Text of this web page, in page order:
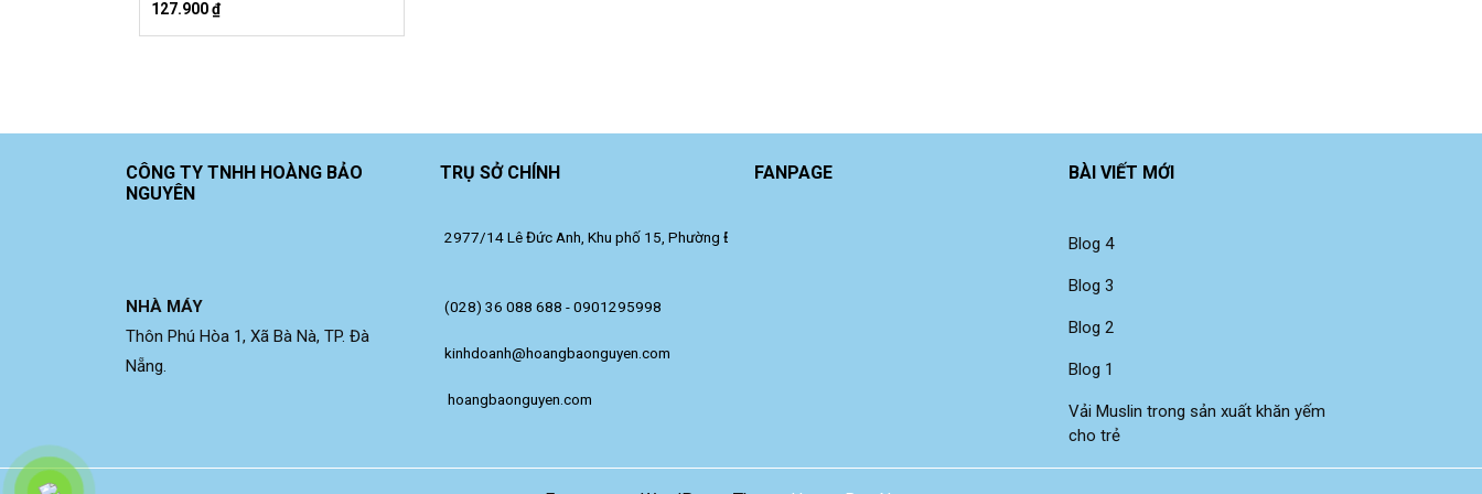
127.900₫
CÔNG TY TNHH HOÀNG BẢO
NGUYÊN
NHÀ MÁY
Thôn Phú Hòa 1, Xã Bà Nà, TP. Đà
Nẵng.
TRỤ SỞ CHÍNH
2977/14 Lê Đức Anh, Khu phố 15, Phường Đông Hưng Thuận, TP. Hồ Chí Minh.
(028) 36 088 688 - 0901295998
kinhdoanh@hoangbaonguyen.com
hoangbaonguyen.com
FANPAGE BÀI VIẾT MỚI
Blog 4
Blog 3
Blog 2
Blog 1
Vải Muslin trong sản xuất khăn yếm
cho trẻ